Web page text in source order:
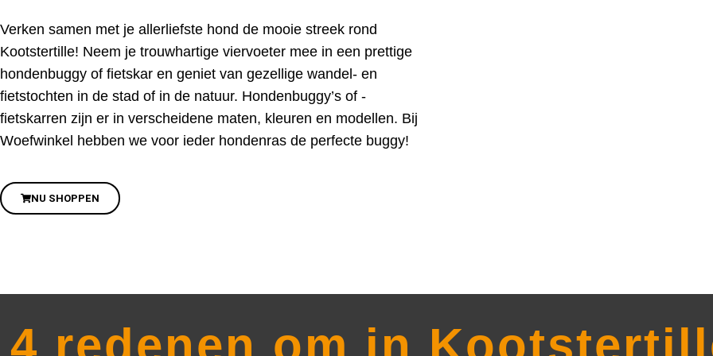
Verken samen met je allerliefste hond de mooie streek rond
Kootstertille! Neem je trouwhartige viervoeter mee in een prettige
hondenbuggy of fietskar en geniet van gezellige wandel- en
fietstochten in de stad of in de natuur. Hondenbuggy’s of -
fietskarren zijn er in verscheidene maten, kleuren en modellen. Bij
Woefwinkel hebben we voor ieder hondenras de perfecte buggy!
NU SHOPPEN
4 redenen om in